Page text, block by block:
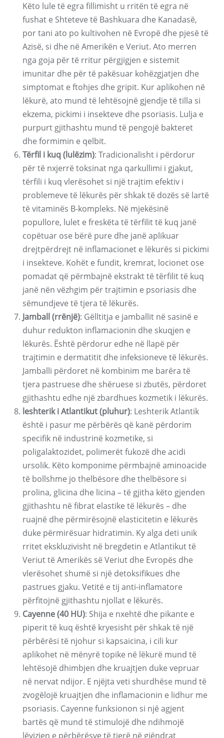
Këto lule të egra fillimisht u rritën të egra në
fushat e Shteteve të Bashkuara dhe Kanadasë,
por tani ato po kultivohen në Evropë dhe pjesë të
Azisë, si dhe në Amerikën e Veriut. Ato merren
nga goja për të rritur përgjigjen e sistemit
imunitar dhe për të pakësuar kohëzgjatjen dhe
simptomat e ftohjes dhe gripit. Kur aplikohen në
lëkurë, ato mund të lehtësojnë gjendje të tilla si
ekzema, pickimi i insekteve dhe psoriasis. Lulja e
purpurt gjithashtu mund të pengojë bakteret
dhe formimin e qelbit.
Tërfil i kuq (lulëzim): Tradicionalisht i përdorur
për të nxjerrë toksinat nga qarkullimi i gjakut,
tërfili i kuq vlerësohet si një trajtim efektiv i
problemeve të lëkurës për shkak të dozës së lartë
të vitaminës B-kompleks. Në mjekësinë
popullore, lulet e freskëta të tërfilit të kuq janë
copëtuar ose bërë pure dhe janë aplikuar
drejtpërdrejt në inflamacionet e lëkurës si pickimi
i insekteve. Kohët e fundit, kremrat, locionet ose
pomadat që përmbajnë ekstrakt të tërfilit të kuq
janë nën vëzhgim për trajtimin e psoriasis dhe
sëmundjeve të tjera të lëkurës.
Jamball (rrënjë): Gëlltitja e jamballit në sasinë e
duhur redukton inflamacionin dhe skuqjen e
lëkurës. Është përdorur edhe në llapë për
trajtimin e dermatitit dhe infeksioneve të lëkurës.
Jamballi përdoret në kombinim me barëra të
tjera pastruese dhe shëruese si zbutës, përdoret
gjithashtu edhe një zbardhues kozmetik i lëkurës.
leshterik i Atlantikut (pluhur): Leshterik Atlantik
është i pasur me përbërës që kanë përdorim
specifik në industrinë kozmetike, si
poligalaktozidet, polimerët fukozë dhe acidi
ursolik. Këto komponime përmbajnë aminoacide
të bollshme jo thelbësore dhe thelbësore si
prolina, glicina dhe licina – të gjitha këto gjenden
gjithashtu në fibrat elastike të lëkurës – dhe
ruajnë dhe përmirësojnë elasticitetin e lëkurës
duke përmirësuar hidratimin. Ky alga deti unik
rritet ekskluzivisht në bregdetin e Atlantikut të
Veriut të Amerikës së Veriut dhe Evropës dhe
vlerësohet shumë si një detoksifikues dhe
pastrues gjaku. Vetitë e tij anti-inflamatore
përfitojnë gjithashtu njollat ​​e lëkurës.
Cayenne (40 HU): Shija e nxehtë dhe pikante e
piperit të kuq është kryesisht për shkak të një
përbërësi të njohur si kapsaicina, i cili kur
aplikohet në mënyrë topike në lëkurë mund të
lehtësojë dhimbjen dhe kruajtjen duke vepruar
në nervat ndijor. E njëjta veti shurdhëse mund të
zvogëlojë kruajtjen dhe inflamacionin e lidhur me
psoriasis. Cayenne funksionon si një agjent
bartës që mund të stimulojë dhe ndihmojë
lëvizjen e përbërësve të tjerë në gjëndrat